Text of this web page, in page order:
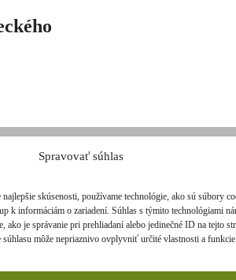
Spravovať súhlas
skúsenosti, používame technológie, ako sú súbory
k informáciám o zariadení. Súhlas s týmito technológiami
ako je správanie pri prehliadaní alebo jedinečné ID na tejto
súhlasu môže nepriaznivo ovplyvniť určité vlastnosti a
používania súborov cookies
sa k odberu noviniek